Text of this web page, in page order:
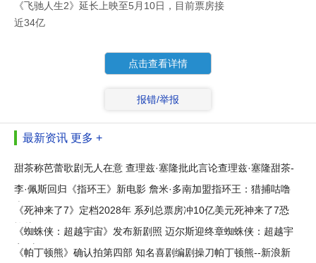
《飞驰人生2》延长上映至5月10日，目前票房接
近34亿
点击查看详情
报错/举报
最新资讯 更多 +
甜茶称芭蕾歌剧无人在意 查理兹·塞隆批此言论查理兹·塞隆甜茶-
李·佩斯回归《指环王》新电影 詹米·多南加盟指环王：猎捕咕噜
李
《死神来了7》定档2028年 系列总票房冲10亿美元死神来了7恐
怖片-
《蜘蛛侠：超越宇宙》发布新剧照 迈尔斯迎终章蜘蛛侠：超越宇
宙--新
《帕丁顿熊》确认拍第四部 知名喜剧编剧操刀帕丁顿熊--新浪新